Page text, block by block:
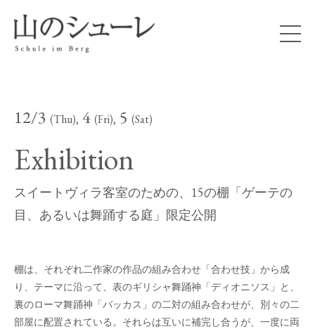
12/3 (Thu), 4 (Fri), 5 (Sat)
Exhibition
スイートヴィラ客室のための、15の棚「ゲーテの
目、あるいは舞踊する庭」限定公開
棚は、それぞれ二作家の作品の組み合わせ「合わせ技」から成
り、テーマに沿って、表のギリシャ舞踊神「ディオニソス」と、
裏のローマ舞踊神「バッカス」の二対の組み合わせが、別々の二
部屋に配置されている。それらは互いに補完し合うが、一度に両